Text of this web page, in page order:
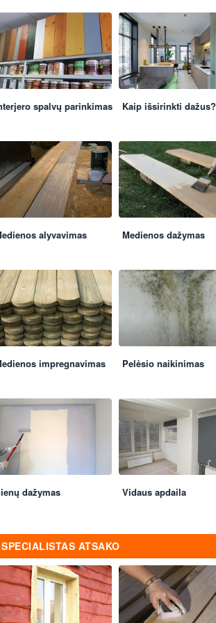
spalvų parinkimas Kaip išsirinkti dažus?
alyvavimas Medienos dažymas
impregnavimas Pelėsio naikinimas
dažymas Vidaus apdaila
SPECIALISTAS ATSAKO